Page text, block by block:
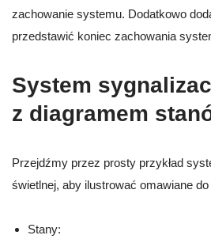
zachowanie systemu. Dodatkowo
przedstawić koniec zachowania
System
z diagramem
Przejdźmy przez prosty przykład
świetlnej, aby ilustrować omawiane
Stany: